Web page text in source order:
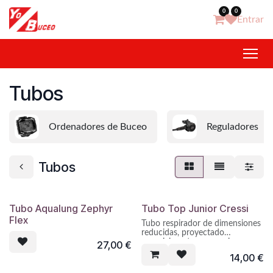
Ir al contenido 0 0
Entrar
Tubos
Ordenadores de Buceo Reguladores
Tubos
Tubo Aqualung Zephyr
Flex
27,00€
Tubo Top Junior Cressi
Tubo respirador de dimensiones
reducidas, proyectado
niños.
14,00€